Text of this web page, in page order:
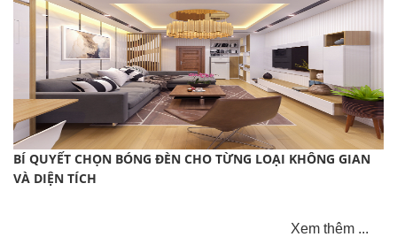
BÍ QUYẾT CHỌN BÓNG ĐÈN CHO TỪNG LOẠI KHÔNG GIAN
VÀ DIỆN TÍCH
Xem thêm ...